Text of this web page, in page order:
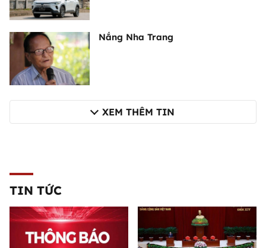
Nắng Nha Trang
XEM THÊM TIN
TIN TỨC